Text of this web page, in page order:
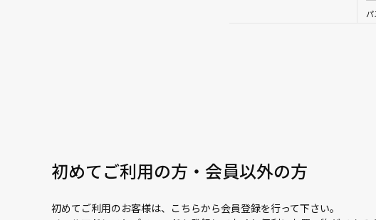
初めてご利用の方・会員以外の方
初めてご利用のお客様は、こちらから会員登録を行って下さい。